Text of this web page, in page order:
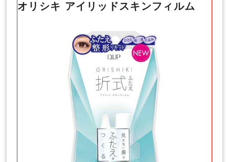
オリシキ アイリッドスキンフィルム